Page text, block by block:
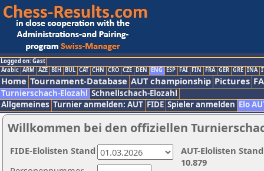
Logged on: Gast
Arabic ARM AZE BIH BUL CAT CHN CRO CZE DEN ENG ESP FAI FIN FRA GER GRE INA
Home Tournament-Database AUT championship Pictures
Turnierschach-Elozahl Schnellschach-Elozahl
Allgemeines Turnier anmelden: AUT FIDE Spieler anmelden Elo
Willkommen bei den offiziellen
AUT-Elolisten
10.879
FIDE-Elolisten Stand